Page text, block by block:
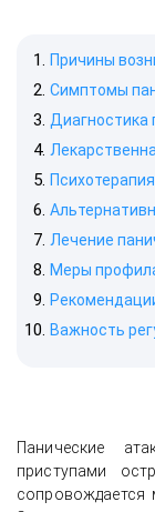
Причины
Симптомы
Диагностика
Психотерапия
Лечение
Меры
Важность
Панические
приступами
сопровождается